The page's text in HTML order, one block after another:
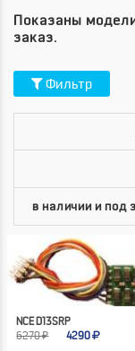
Показаны
заказ.
Фильтр
NCE D13SRP
6270 ₽
4290